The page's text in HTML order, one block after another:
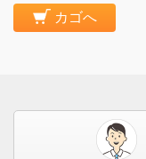
カゴへ